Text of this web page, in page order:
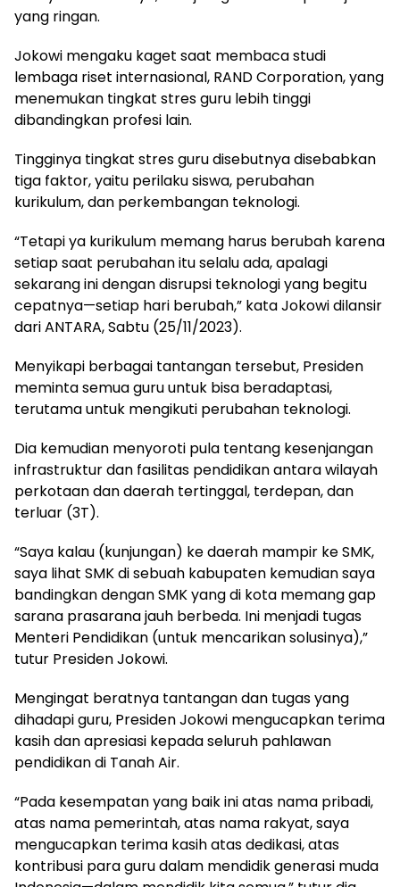
yang ringan.
Jokowi mengaku kaget saat membaca studi
lembaga riset internasional, RAND Corporation, yang
menemukan tingkat stres guru lebih tinggi
dibandingkan profesi lain.
Tingginya tingkat stres guru disebutnya disebabkan
tiga faktor, yaitu perilaku siswa, perubahan
kurikulum, dan perkembangan teknologi.
“Tetapi ya kurikulum memang harus berubah karena
setiap saat perubahan itu selalu ada, apalagi
sekarang ini dengan disrupsi teknologi yang begitu
cepatnya—setiap hari berubah,” kata Jokowi dilansir
dari ANTARA, Sabtu (25/11/2023).
Menyikapi berbagai tantangan tersebut, Presiden
meminta semua guru untuk bisa beradaptasi,
terutama untuk mengikuti perubahan teknologi.
Dia kemudian menyoroti pula tentang kesenjangan
infrastruktur dan fasilitas pendidikan antara wilayah
perkotaan dan daerah tertinggal, terdepan, dan
terluar (3T).
“Saya kalau (kunjungan) ke daerah mampir ke SMK,
saya lihat SMK di sebuah kabupaten kemudian saya
bandingkan dengan SMK yang di kota memang gap
sarana prasarana jauh berbeda. Ini menjadi tugas
Menteri Pendidikan (untuk mencarikan solusinya),”
tutur Presiden Jokowi.
Mengingat beratnya tantangan dan tugas yang
dihadapi guru, Presiden Jokowi mengucapkan terima
kasih dan apresiasi kepada seluruh pahlawan
pendidikan di Tanah Air.
“Pada kesempatan yang baik ini atas nama pribadi,
atas nama pemerintah, atas nama rakyat, saya
mengucapkan terima kasih atas dedikasi, atas
kontribusi para guru dalam mendidik generasi muda